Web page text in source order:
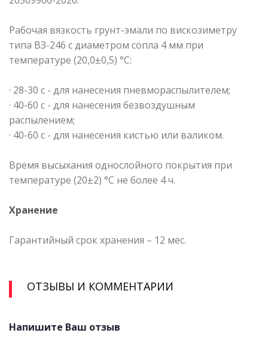
Рабочая вязкость грунт-эмали по вискозиметру
типа ВЗ-246 с диаметром сопла 4 мм при
температуре (20,0±0,5) °С:
· 28-30 с - для нанесения пневмораспылителем;
· 40-60 с - для нанесения безвоздушным
распылением;
· 40-60 с - для нанесения кистью или валиком.
Время высыхания однослойного покрытия при
температуре (20±2) °С не более 4 ч.
Хранение
Гарантийный срок хранения – 12 мес.
ОТЗЫВЫ И КОММЕНТАРИИ
Напишите Ваш отзыв